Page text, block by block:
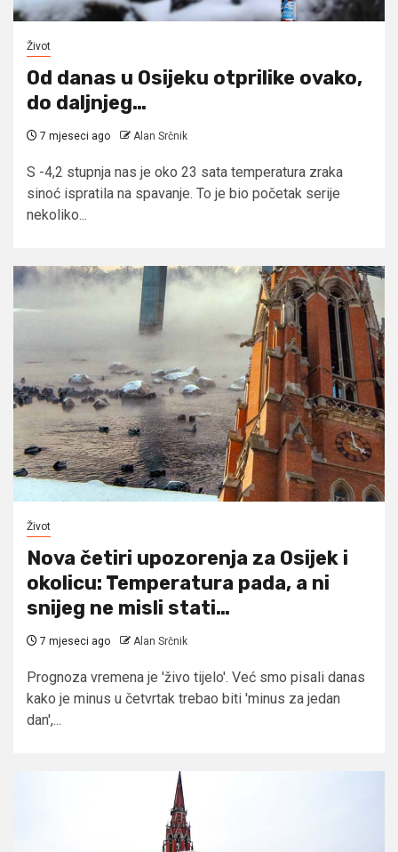
Život
Od danas u Osijeku otprilike ovako,
do daljnjeg…
7 mjeseci ago Alan Srčnik
S -4,2 stupnja nas je oko 23 sata temperatura zraka
sinoć ispratila na spavanje. To je bio početak serije
nekoliko...
Život
Nova četiri upozorenja za Osijek i
okolicu: Temperatura pada, a ni
snijeg ne misli stati…
7 mjeseci ago Alan Srčnik
Prognoza vremena je 'živo tijelo'. Već smo pisali danas
kako je minus u četvrtak trebao biti 'minus za jedan
dan',...